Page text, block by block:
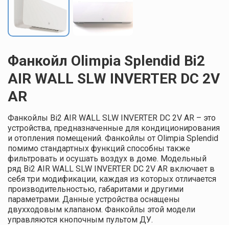
Фанкойл Olimpia Splendid Bi2
AIR WALL SLW INVERTER DC 2V
AR
Фанкойлы Bi2 AIR WALL SLW INVERTER DC 2V AR – это
устройства, предназначенные для кондиционирования
и отопления помещений. Фанкойлы от Olimpia Splendid
помимо стандартных функций способны также
фильтровать и осушать воздух в доме. Модельный
ряд Bi2 AIR WALL SLW INVERTER DC 2V AR включает в
себя три модификации, каждая из которых отличается
производительностью, габаритами и другими
параметрами. Данные устройства оснащены
двухходовым клапаном. Фанкойлы этой модели
управляются кнопочным пультом ДУ.